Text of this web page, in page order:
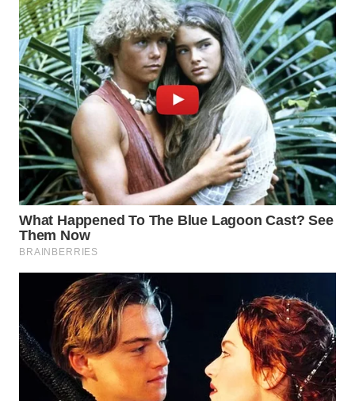
TANJUNG
LESUNG
WN
KARO
WN
SIMALUNGUN
WN
LABUHANBATU
WN
TAPANULI
TENGAH
WN DELI
SERDANG
WN
TEBING